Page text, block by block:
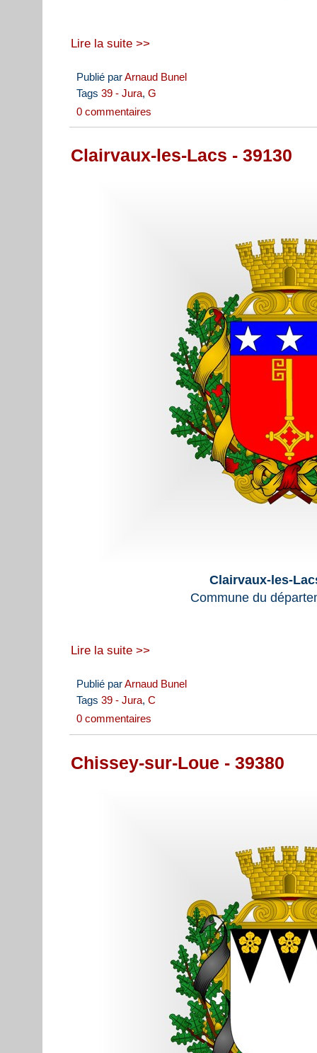
Lire la suite >>
Publié parArnaud Bunel
Tags 39 - Jura, G
0 commentaires
Clairvaux-les-Lacs - 39130
Clairvaux-les-
Commune du
Lire la suite >>
Publié parArnaud Bunel
Tags 39 - Jura, C
0 commentaires
Chissey-sur-Loue - 39380